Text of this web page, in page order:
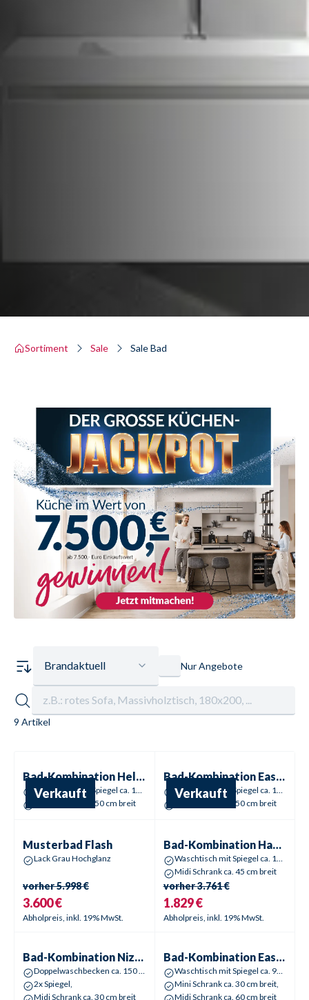
Sortiment Sale Sale Bad
Brandaktuell Nur Angebote
9 Artikel
Sale %
Bad-Kombination Helsinki White
Waschtisch mit Spiegel ca. 100 cm breit,
Midi Schrank ca. 50 cm breit
Verkauft
Sale %
Bad-Kombination Easytouch
Waschtisch mit Spiegel ca. 120 cm breit,
Midi Schrank ca. 50 cm breit
Verkauft
Sale %
Musterbad Flash
Lack Grau Hochglanz
vorher5.998 €
3.600 €
Abholpreis, inkl. 19% MwSt.
Sale % - 52
Bad-Kombination Hampton
Waschtisch mit Spiegel ca. 100 cm breit
Midi Schrank ca. 45 cm breit
vorher3.761 €
1.829 €
Abholpreis, inkl. 19% MwSt.
Sale % -41
Bad-Kombination Nizza
Doppelwaschbecken ca. 150 cm breit
2x Spiegel,
Midi Schrank ca. 30 cm breit
Sale % -40
Bad-Kombination Easytouch Black
Waschtisch mit Spiegel ca. 90 cm breit,
Mini Schrank ca. 30 cm breit,
Midi Schrank ca. 60 cm breit